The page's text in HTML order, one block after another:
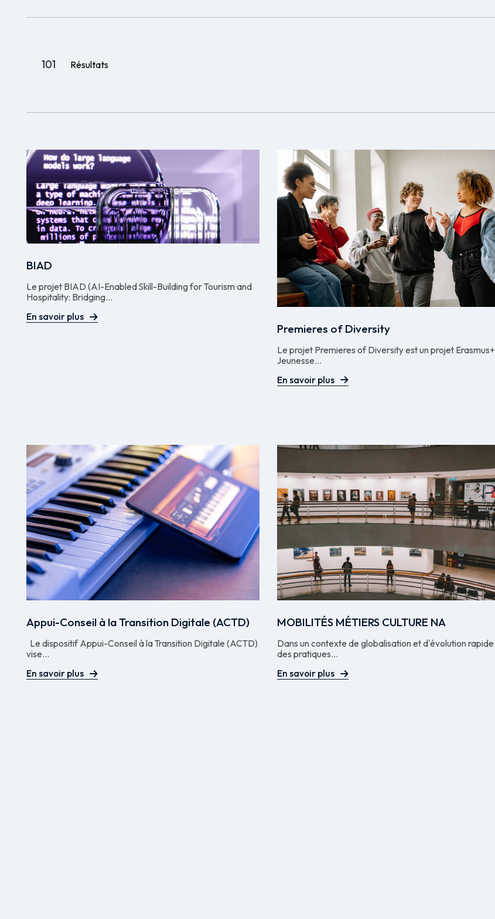
101 Résultats
BIAD
Le projet BIAD (AI-Enabled Skill-Building for Tourism and
Hospitality: Bridging...
En savoir plus
Premieres of Diversity
Le projet Premieres of Diversity est un projet Erasmus+
Jeunesse...
En savoir plus
Appui-Conseil à la Transition Digitale (ACTD)
Le dispositif Appui-Conseil à la Transition Digitale (ACTD)
vise...
En savoir plus
MOBILITÉS MÉTIERS CULTURE NA
Dans un contexte de globalisation et d'évolution rapide
des pratiques...
En savoir plus